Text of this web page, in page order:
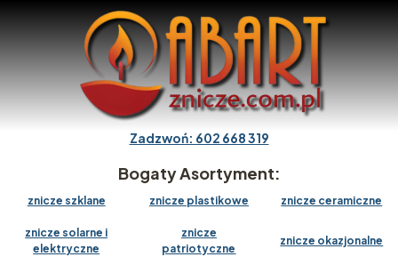
Zadzwoń: 602 668 319
Bogaty Asortyment:
znicze szklane znicze plastikowe znicze ceramiczne
znicze solarne i
elektryczne
znicze
patriotyczne
znicze okazjonalne